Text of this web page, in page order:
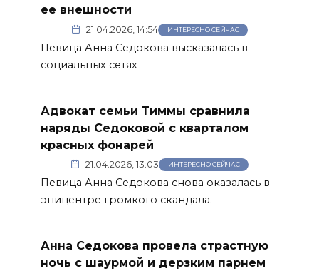
ее внешности
21.04.2026, 14:54 ИНТЕРЕСНО СЕЙЧАС
Певица Анна Седокова высказалась в
социальных сетях
Адвокат семьи Тиммы сравнила
наряды Седоковой с кварталом
красных фонарей
21.04.2026, 13:03 ИНТЕРЕСНО СЕЙЧАС
Певица Анна Седокова снова оказалась в
эпицентре громкого скандала.
Анна Седокова провела страстную
ночь с шаурмой и дерзким парнем